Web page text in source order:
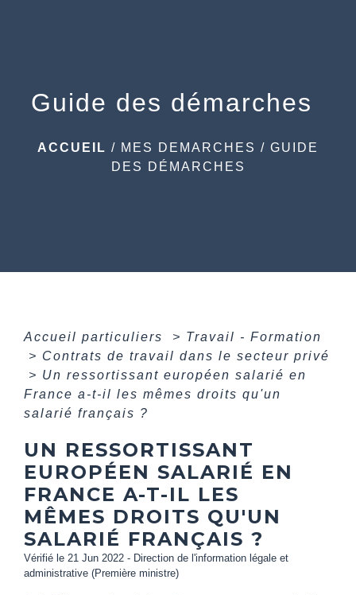
Guide des démarches
ACCUEIL / MES DEMARCHES / GUIDE
DES DÉMARCHES
Accueil particuliers > Travail - Formation
> Contrats de travail dans le secteur privé
> Un ressortissant européen salarié en
France a-t-il les mêmes droits qu'un
salarié français ?
UN RESSORTISSANT
EUROPÉEN SALARIÉ EN
FRANCE A-T-IL LES
MÊMES DROITS QU'UN
SALARIÉ FRANÇAIS ?
Vérifié le 21 Jun 2022 - Direction de l'information légale et
administrative (Première ministre)